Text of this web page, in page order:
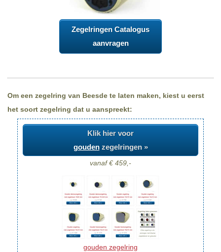
Zegelringen Catalogus
aanvragen
Om een zegelring van Beesde te laten maken, kiest u eerst
het soort zegelring dat u aanspreekt:
Klik hier voor
goudenzegelringen »
vanaf € 459,-
gouden zegelring